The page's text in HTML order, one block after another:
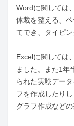
Wordに関しては、
体裁を整える、
てでき、タイピ
Excelに関しては
ました。また1年
られた実験デー
フを作成したり
グラフ作成など